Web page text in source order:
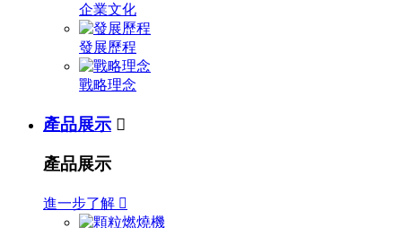
企業文化
發展歷程
戰略理念
產品展示 
產品展示
進一步了解 